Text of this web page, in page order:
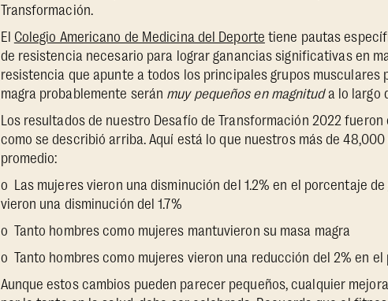
Transformación.
El Colegio Americano de Medicina del Deporte tiene pautas
de resistencia necesario para lograr ganancias significativas en
resistencia que apunte a todos los principales grupos musculares
magra probablemente serán muy pequeños en magnitud a lo largo
Los resultados de nuestro Desafío de Transformación 2022
como se describió arriba. Aquí está lo que nuestros más de
promedio:
o Las mujeres vieron una disminución del 1.2% en el porcentaje
vieron una disminución del 1.7%
o Tanto hombres como mujeres mantuvieron su masa magra
o Tanto hombres como mujeres vieron una reducción del 2% en el
Aunque estos cambios pueden parecer pequeños, cualquier